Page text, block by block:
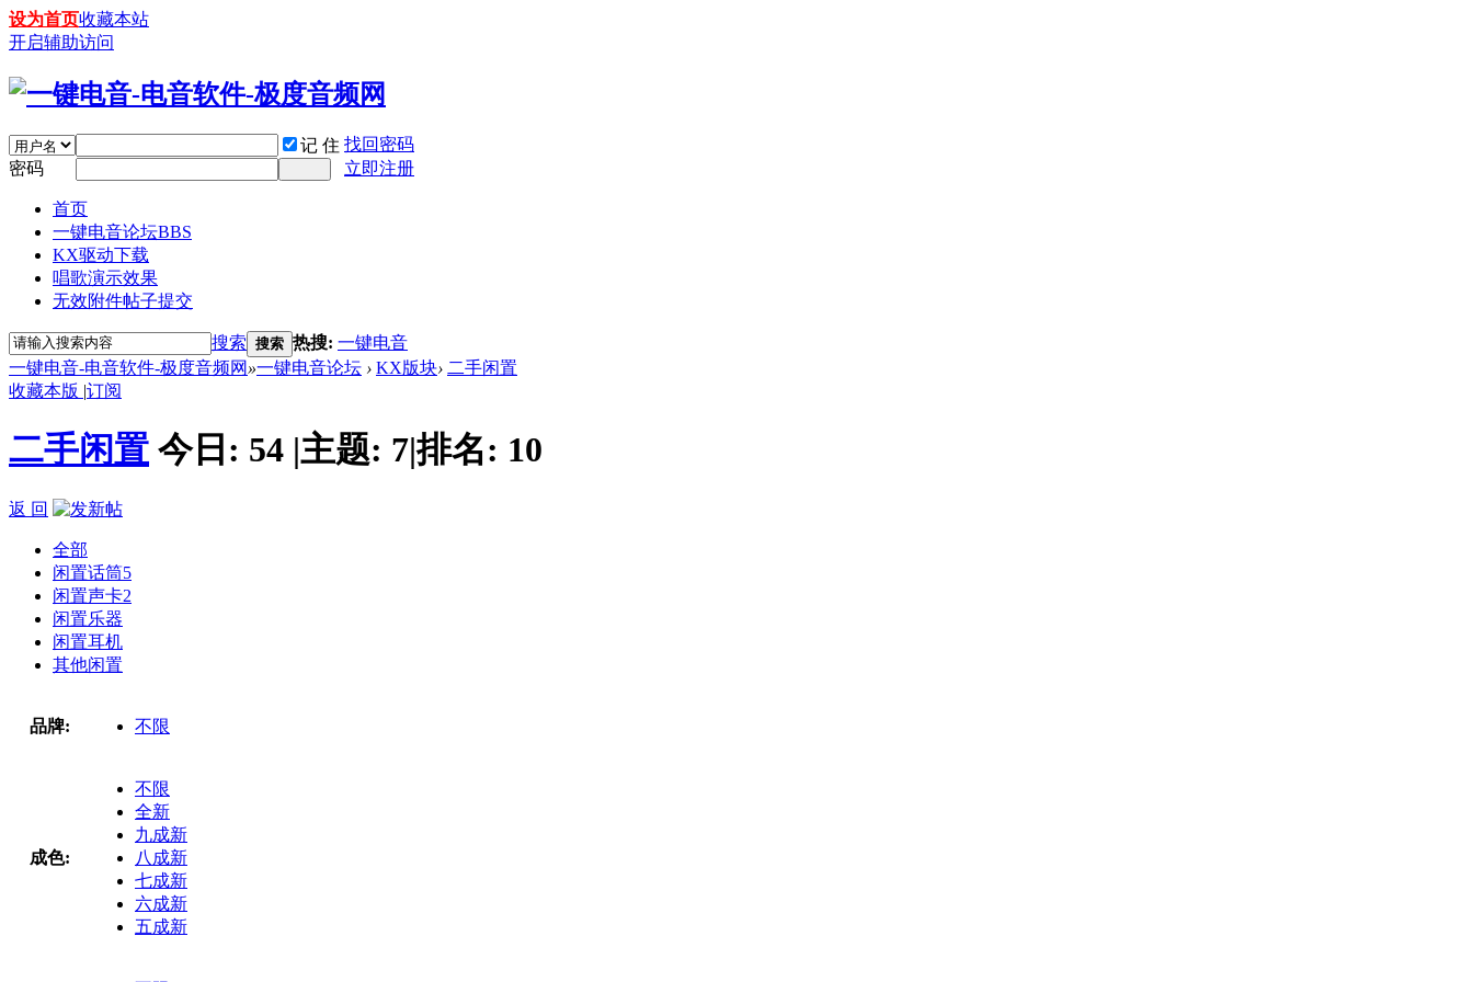
设为首页收藏本站
开启辅助访问
记 住 找回密码
密码
立即注册
首页
一键电音论坛BBS
KX驱动下载
唱歌演示效果
无效附件帖子提交
搜索 搜索 热搜: 一键电音
一键电音-电音软件-极度音频网 »一键电音论坛 › KX版块› 二手闲置
收藏本版 |订阅
二手闲置 今日: 54 |主题: 7|排名: 10
返 回
全部
闲置话筒5
闲置声卡2
闲置乐器
闲置耳机
其他闲置
品牌: 不限
成色:
不限
全新
九成新
八成新
七成新
六成新
五成新